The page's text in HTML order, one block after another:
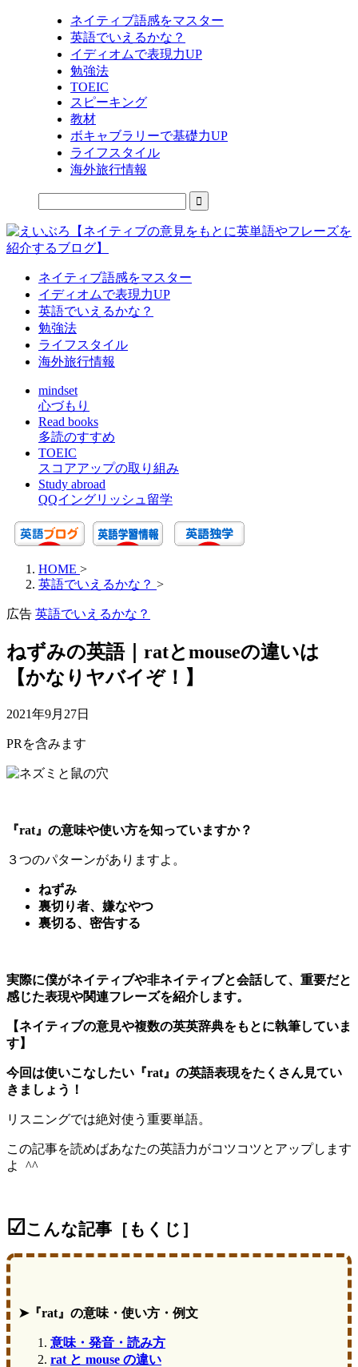
ネイティブ語感をマスター
英語でいえるかな？
イディオムで表現力UP
勉強法
TOEIC
スピーキング
教材
ボキャブラリーで基礎力UP
ライフスタイル
海外旅行情報
ネイティブ語感をマスター
イディオムで表現力UP
英語でいえるかな？
勉強法
ライフスタイル
海外旅行情報
mindset
心づもり
Read books
多読のすすめ
TOEIC
スコアアップの取り組み
Study abroad
QQイングリッシュ留学
HOME >
英語でいえるかな？ >
広告 英語でいえるかな？
ねずみの英語｜ratとmouseの違いは
【かなりヤバイぞ！】
2021年9月27日
PRを含みます
『rat』の意味や使い方を知っていますか？
３つのパターンがありますよ。
ねずみ
裏切り者、嫌なやつ
裏切る、密告する
実際に僕がネイティブや非ネイティブと会話して、重要だと
感じた表現や関連フレーズを紹介します。
【ネイティブの意見や複数の英英辞典をもとに執筆していま
す】
今回は使いこなしたい『rat』 の英語表現をたくさん見てい
きましょう！
リスニングでは絶対使う重要単語。
この記事を読めばあなたの英語力がコツコツとアップします
よ ^^
☑ こんな記事［もくじ］
➤『rat』の意味・使い方・例文
意味・発音・読み方
rat と mouse の違い